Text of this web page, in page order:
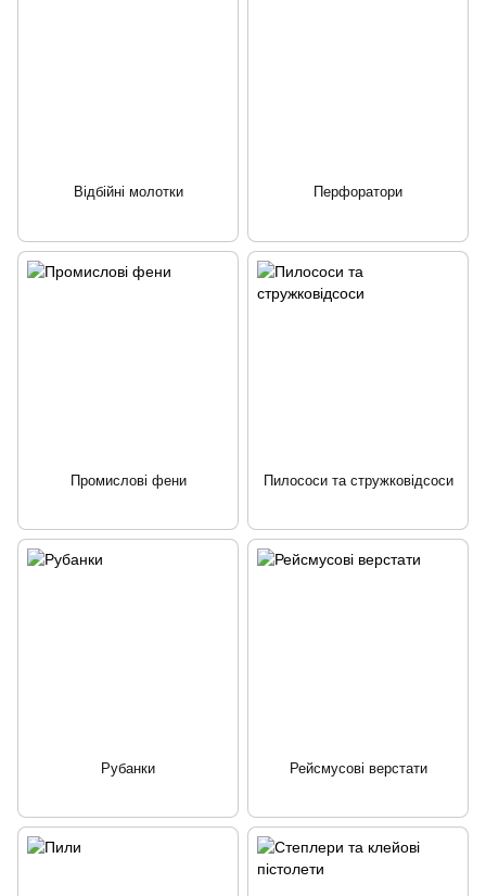
Відбійні молотки Перфоратори
Промислові фени Пилососи та стружковідсоси
Рубанки Рейсмусові верстати